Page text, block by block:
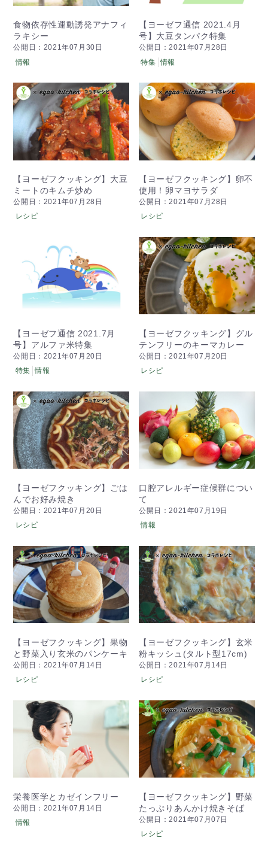
食物依存性運動誘発アナフィ
ラキシー
公開日：2021年07月30日
情報
【ヨーゼフ通信 2021.4月
号】大豆タンパク特集
公開日：2021年07月28日
特集 情報
【ヨーゼフクッキング】大豆
ミートのキムチ炒め
公開日：2021年07月28日
レシピ
【ヨーゼフクッキング】卵不
使用！卵マヨサラダ
公開日：2021年07月28日
レシピ
【ヨーゼフ通信 2021.7月
号】アルファ米特集
公開日：2021年07月20日
特集 情報
【ヨーゼフクッキング】グル
テンフリーのキーマカレー
公開日：2021年07月20日
レシピ
【ヨーゼフクッキング】ごは
んでお好み焼き
公開日：2021年07月20日
レシピ
口腔アレルギー症候群につい
て
公開日：2021年07月19日
情報
【ヨーゼフクッキング】果物
と野菜入り玄米のパンケーキ
公開日：2021年07月14日
レシピ
【ヨーゼフクッキング】玄米
粉キッシュ(タルト型17cm)
公開日：2021年07月14日
レシピ
栄養医学とカゼインフリー
公開日：2021年07月14日
情報
【ヨーゼフクッキング】野菜
たっぷりあんかけ焼きそば
公開日：2021年07月07日
レシピ